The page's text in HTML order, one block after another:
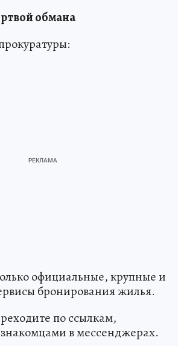
обмана
официальные, крупные и
бронирования жилья.
по ссылкам,
в мессенджерах.